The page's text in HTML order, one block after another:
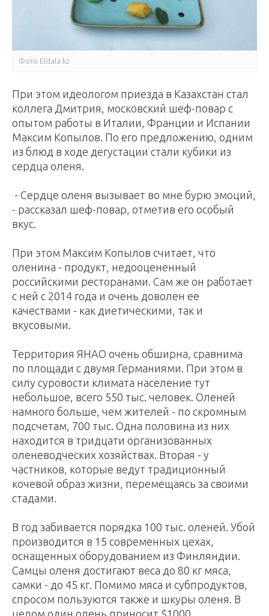
Фото Еldala.kz
При этом идеологом приезда в Казахстан стал
коллега Дмитрия, московский шеф-повар с
опытом работы в Италии, Франции и Испании
Максим Копылов. По его предложению, одним
из блюд в ходе дегустации стали кубики из
сердца оленя.
- Сердце оленя вызывает во мне бурю эмоций,
- рассказал шеф-повар, отметив его особый
вкус.
При этом Максим Копылов считает, что
оленина - продукт, недооцененный
российскими ресторанами. Сам же он работает
с ней с 2014 года и очень доволен ее
качествами - как диетическими, так и
вкусовыми.
Территория ЯНАО очень обширна, сравнима
по площади с двумя Германиями. При этом в
силу суровости климата население тут
небольшое, всего 550 тыс. человек. Оленей
намного больше, чем жителей - по скромным
подсчетам, 700 тыс. Одна половина из них
находится в тридцати организованных
оленеводческих хозяйствах. Вторая - у
частников, которые ведут традиционный
кочевой образ жизни, перемещаясь за своими
стадами.
В год забивается порядка 100 тыс. оленей. Убой
производится в 15 современных цехах,
оснащенных оборудованием из Финляндии.
Самцы оленя достигают веса до 80 кг мяса,
самки - до 45 кг. Помимо мяса и субпродуктов,
спросом пользуются также и шкуры оленя. В